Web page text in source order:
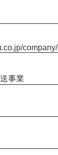
company/
事業